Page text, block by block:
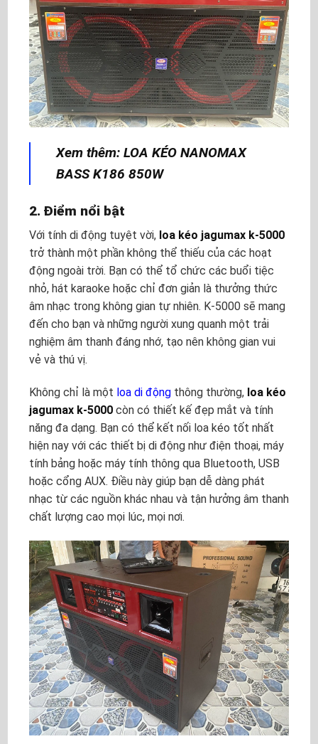
Xem thêm: LOA KÉO NANOMAX
BASS K186 850W
2. Điểm nổi bật
Với tính di động tuyệt vời, loa kéo jagumax k-5000
trở thành một phần không thể thiếu của các hoạt
động ngoài trời. Bạn có thể tổ chức các buổi tiệc
nhỏ, hát karaoke hoặc chỉ đơn giản là thưởng thức
âm nhạc trong không gian tự nhiên. K-5000 sẽ mang
đến cho bạn và những người xung quanh một trải
nghiệm âm thanh đáng nhớ, tạo nên không gian vui
vẻ và thú vị.
Không chỉ là một loa di động thông thường, loa kéo
jagumax k-5000 còn có thiết kế đẹp mắt và tính
năng đa dạng. Bạn có thể kết nối loa kéo tốt nhất
hiện nay với các thiết bị di động như điện thoại, máy
tính bảng hoặc máy tính thông qua Bluetooth, USB
hoặc cổng AUX. Điều này giúp bạn dễ dàng phát
nhạc từ các nguồn khác nhau và tận hưởng âm thanh
chất lượng cao mọi lúc, mọi nơi.